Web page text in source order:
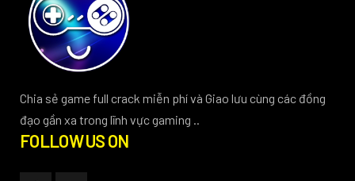
Chia sẻ game full crack miễn phí và Giao lưu cùng các đồng
đạo gần xa trong lĩnh vực gaming ..
FOLLOW US ON